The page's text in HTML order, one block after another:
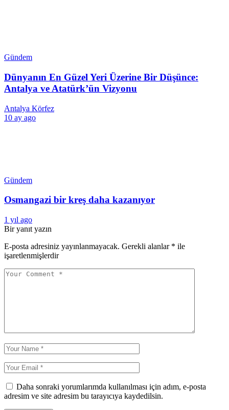
Gündem
Dünyanın En Güzel Yeri Üzerine Bir Düşünce:
Antalya ve Atatürk’ün Vizyonu
Antalya Körfez
10 ay ago
Gündem
Osmangazi bir kreş daha kazanıyor
1 yıl ago
Bir yanıt yazın
E-posta adresiniz yayınlanmayacak. Gerekli alanlar * ile
işaretlenmişlerdir
Daha sonraki yorumlarımda kullanılması için adım, e-posta
adresim ve site adresim bu tarayıcıya kaydedilsin.